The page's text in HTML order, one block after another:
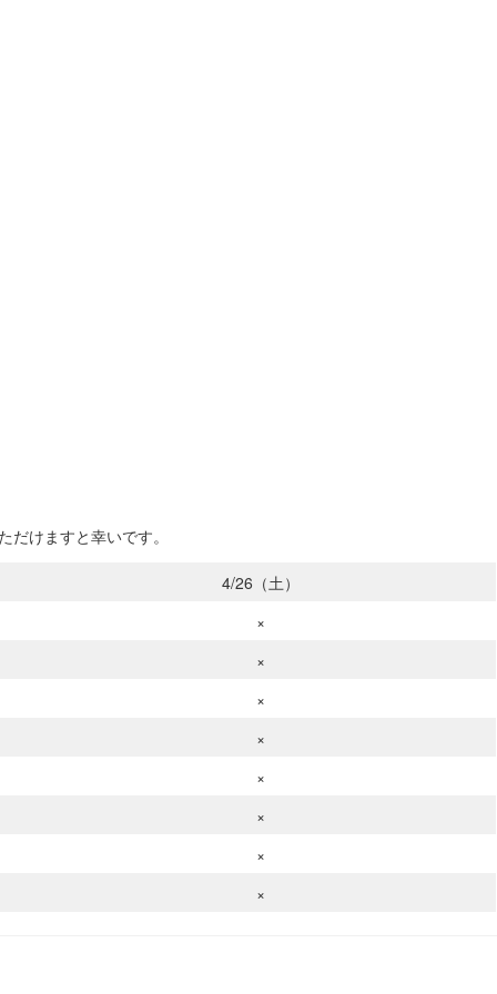
けますと幸いです。
4/26（土）
×
×
×
×
×
×
×
×